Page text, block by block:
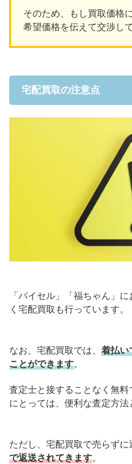
そのため、もし買取価格
希望価格を伝えて交渉し
宅配買取の注意点
「バイセル」「福ちゃん」
く宅配買取も行っています。
なお、宅配買取では、 着払い
ことができます。
査定士と接することなく無
にとっては、便利な査定方法
ただし、宅配買取で売らずに
で返送されてきます。